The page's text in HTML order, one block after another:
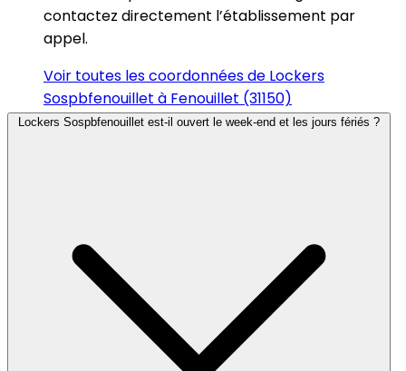
contactez directement l’établissement par
appel.
Voir toutes les coordonnées de Lockers
Sospbfenouillet à Fenouillet (31150)
Lockers Sospbfenouillet est-il ouvert le week-end et les jours fériés ?